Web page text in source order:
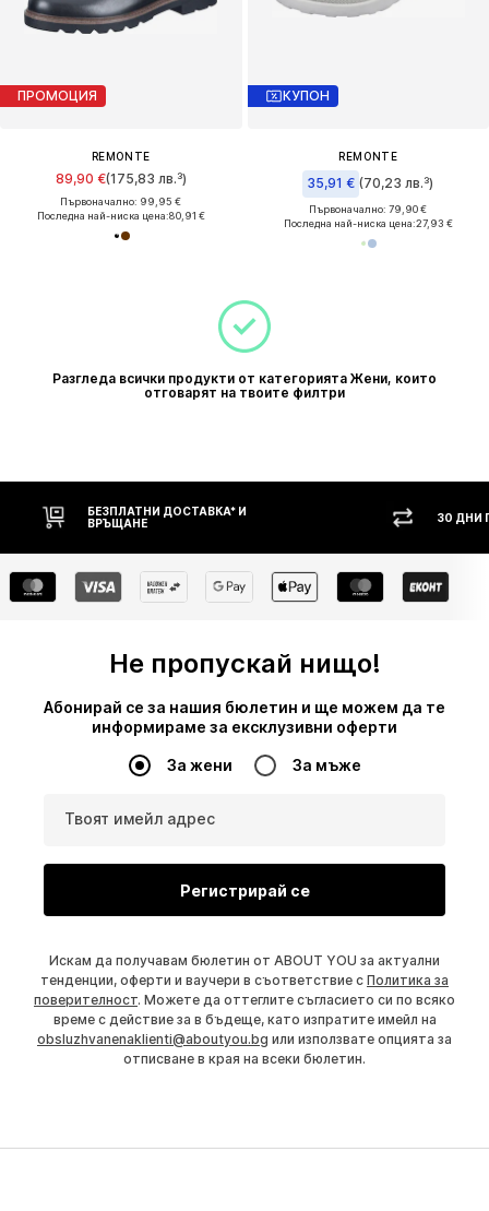
ПРОМОЦИЯ
REMONTE
89,90 €(175,83 лв.³)
Първоначално: 99,95 €
Последна най-ниска цена:80,91 €
КУПОН
REMONTE
35,91 € (70,23 лв.³)
Първоначално: 79,90 €
Последна най-ниска цена:27,93 €
Разгледа всички продукти от категорията Жени, които
отговарят на твоите филтри
30 ДНИ ПРАВО НА ВРЪЩАНЕ
Не пропускай нищо!
Абонирай се за нашия бюлетин и ще можем да те
информираме за ексклузивни оферти
За жени За мъже
Твоят имейл адрес
Регистрирай се
Искам да получавам бюлетин от ABOUT YOU за актуални
тенденции, оферти и ваучери в съответствие с Политика за
поверителност. Можете да оттеглите съгласието си по всяко
време с действие за в бъдеще, като изпратите имейл на
obsluzhvanenaklienti@aboutyou.bg или използвате опцията за
отписване в края на всеки бюлетин.